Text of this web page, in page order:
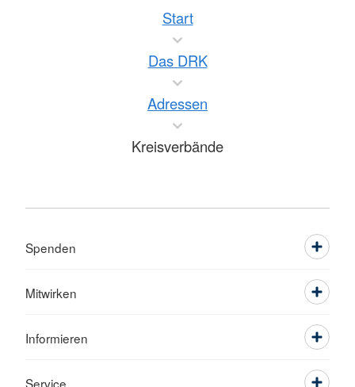
Start
Das DRK
Adressen
Kreisverbände
Spenden
Mitwirken
Informieren
Service